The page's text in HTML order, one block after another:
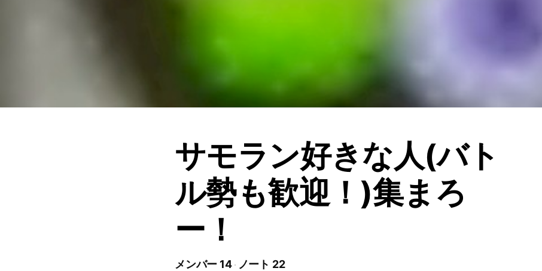
サモラン好きな人(バト
ル勢も歓迎！)集まろ
ー！
メンバー 14
ノート 22